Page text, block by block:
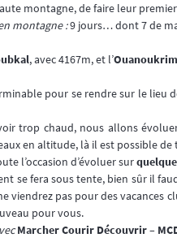
montagne, de faire leur
montagne :9 jours… dont 7 de
, avec 4167m, et l’
pour se rendre sur le lieu
trop chaud, nous allons
en altitude, là il est possible de
l’occasion d’évoluer sur
se fera sous tente, bien sûr il
viendrez pas pour des vacances
pour vous.
Marcher Courir Découvrir –